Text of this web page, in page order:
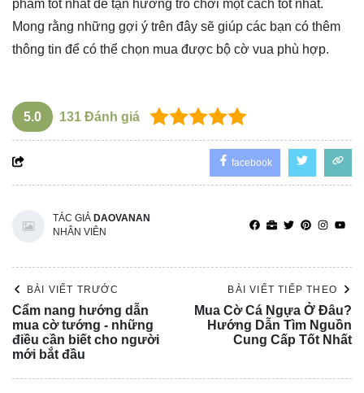
phẩm tốt nhất để tận hưởng trò chơi một cách tốt nhất.
Mong rằng những gợi ý trên đây sẽ giúp các bạn có thêm
thông tin để có thể chọn mua được bộ cờ vua phù hợp.
5.0 131 Đánh giá
facebook
TÁC GIẢ DAOVANAN
NHÂN VIÊN
BÀI VIẾT TRƯỚC
Cẩm nang hướng dẫn
mua cờ tướng - những
điều cần biết cho người
mới bắt đầu
BÀI VIẾT TIẾP THEO
Mua Cờ Cá Ngựa Ở Đâu?
Hướng Dẫn Tìm Nguồn
Cung Cấp Tốt Nhất